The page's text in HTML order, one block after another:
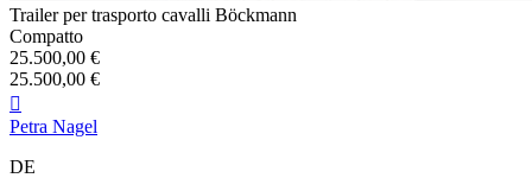
Trailer per trasporto cavalli Böckmann
Compatto
25.500,00 €
25.500,00 €

Petra Nagel
DE